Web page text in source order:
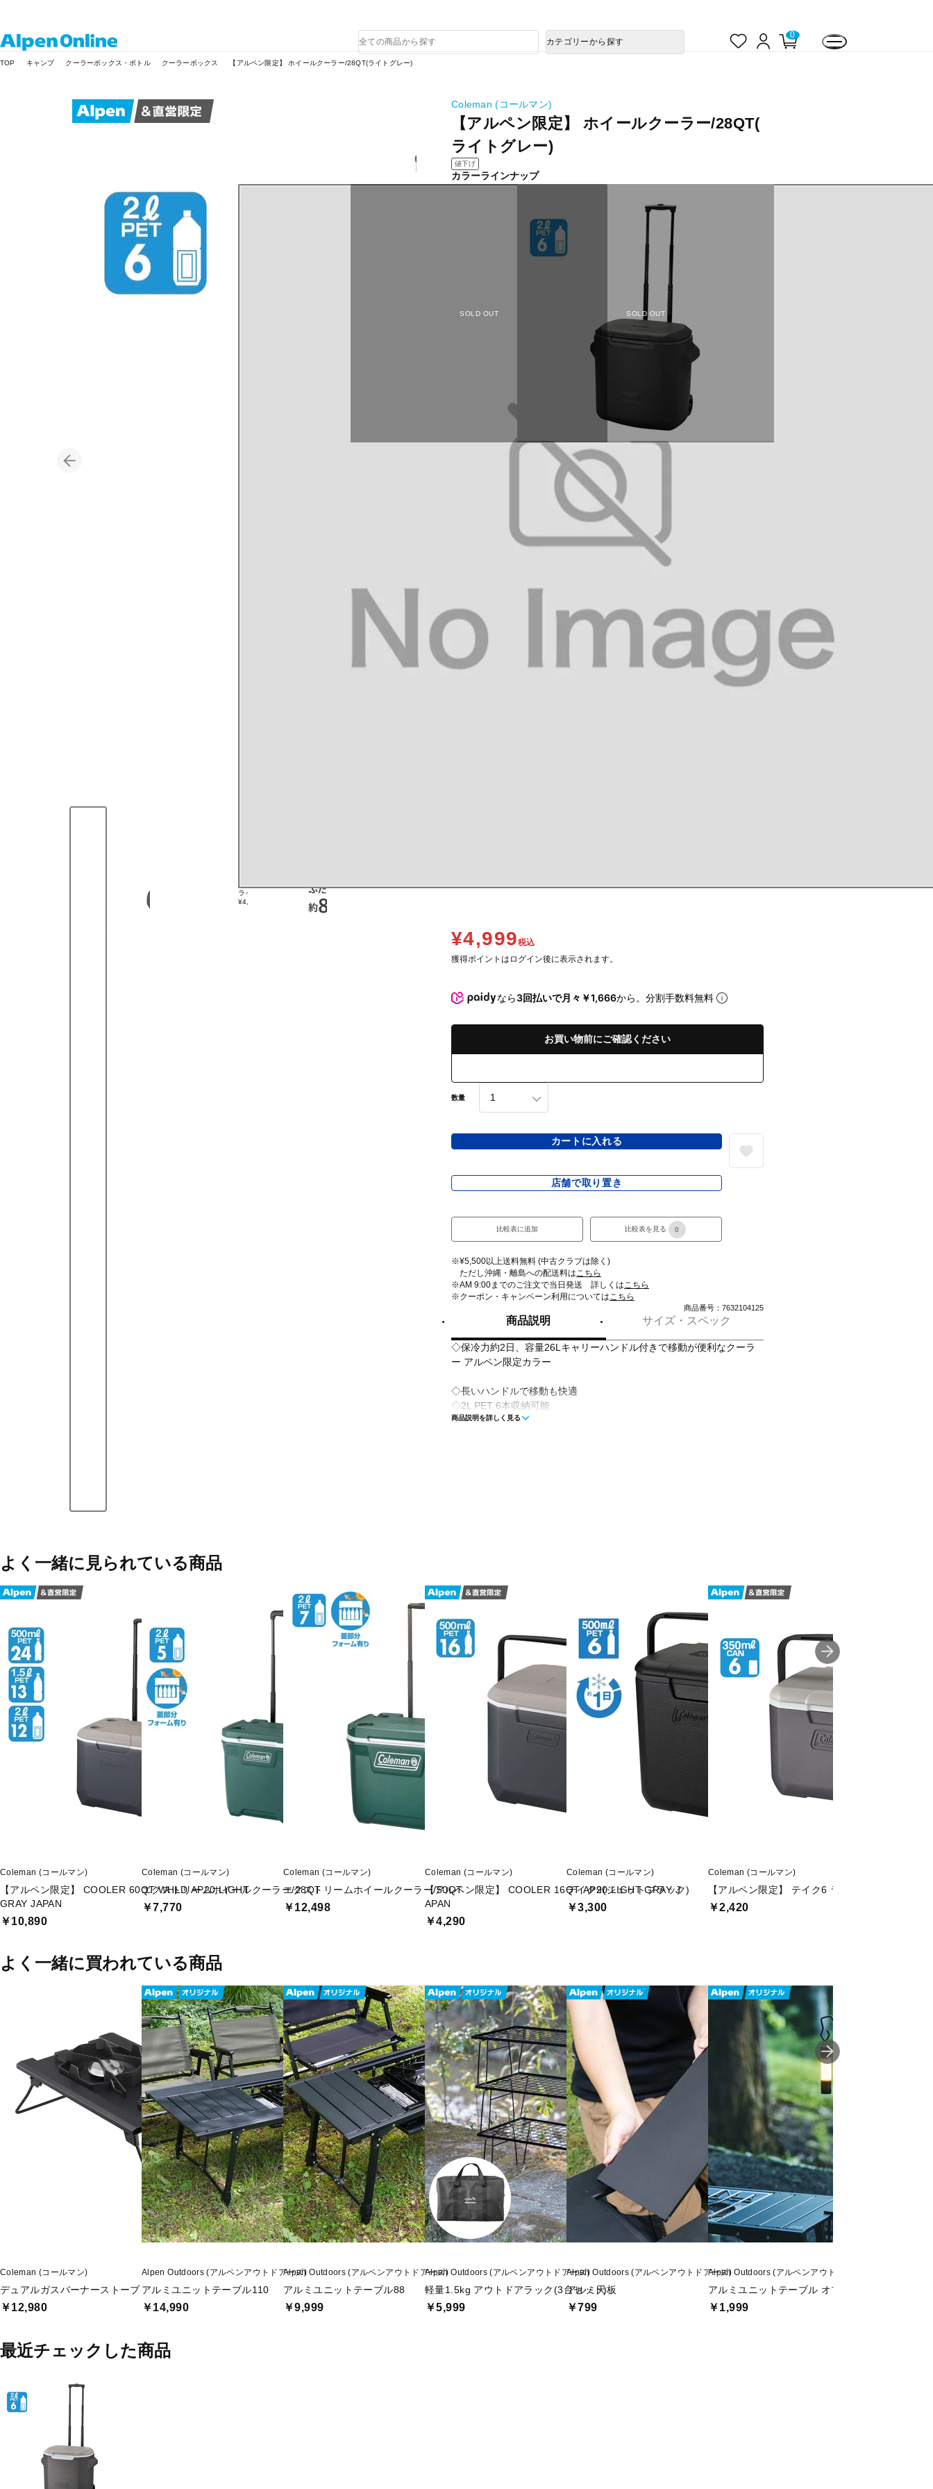
Online
ロ
0
品
検
索
カテゴリーから探す
TOP キャンプ クーラーボックス・ボトル クーラーボックス 【アルペン限定】 ホイールクーラー/28QT(ライトグレー)
Coleman (コールマン)
【アルペン限定】 ホイールクーラー/28QT(
ライトグレー)
値下げ
カラーラインナップ
SOLD OUT
ライトグレー
¥4,999
SOLD OUT
ジェットブラック
¥4,999税込
獲得ポイントはログイン後に表示されます。
なら3回払いで月々￥1,666から。分割手数料無料
お買い物前にご確認ください
数量
カートに入れる
店舗で取り置き
比較表に追加 比較表を見る 0
※¥5,500以上送料無料 (中古クラブは除く)
ただし沖縄・離島への配送料はこちら
※AM 9:00までのご注文で当日発送 詳しくはこちら
※クーポン・キャンペーン利用についてはこちら
商品番号：7632104125
商品説明 サイズ・スペック
◇保冷力約2日、容量26Lキャリーハンドル付きで移動が便利なクーラ
ー アルペン限定カラー
◇長いハンドルで移動も快適
◇2L PET 6本収納可能
■メーカー型番：2223217
商品説明を詳しく見る
よく一緒に見られている商品
Coleman (コールマン)
【アルペン限定】 COOLER 60QT WHLD AP20 LIGHT
GRAY JAPAN
￥10,890
Coleman (コールマン)
エクストリームホイールクーラー/28QT
￥7,770
Coleman (コールマン)
エクストリームホイールクーラー/50QT
￥12,498
Coleman (コールマン)
【アルペン限定】 COOLER 16QT AP20 LIGHT GRAY J
APAN
￥4,290
Coleman (コールマン)
テイク9(ジェットブラック)
￥3,300
Coleman (コールマン)
【アルペン限定】 テイク6 ライトグレー
￥2,420
よく一緒に買われている商品
Coleman (コールマン)
デュアルガスバーナーストーブ
￥12,980
Alpen Outdoors (アルペンアウトドアーズ)
アルミユニットテーブル110
￥14,990
Alpen Outdoors (アルペンアウトドアーズ)
アルミユニットテーブル88
￥9,999
Alpen Outdoors (アルペンアウトドアーズ)
軽量1.5kg アウトドアラック(3台セット)
￥5,999
Alpen Outdoors (アルペンアウトドアーズ)
アルミ天板
￥799
Alpen Outdoors (アルペンアウトドアーズ)
アルミユニットテーブル オプション ランタンハ
￥1,999
最近チェックした商品